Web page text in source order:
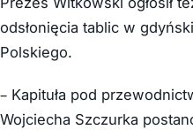
odsłonięcia tablic w
Polskiego.
– Kapituła pod
Wojciecha Szczurka